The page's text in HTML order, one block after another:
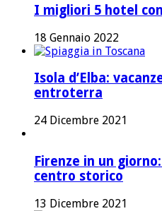
I migliori 5 hotel
18 Gennaio 2022
Isola d’Elba:
entroterra
24 Dicembre 2021
Firenze in un
centro storico
13 Dicembre 2021